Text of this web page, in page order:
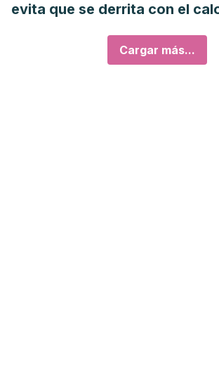
evita que se derrita con el
Cargar más...